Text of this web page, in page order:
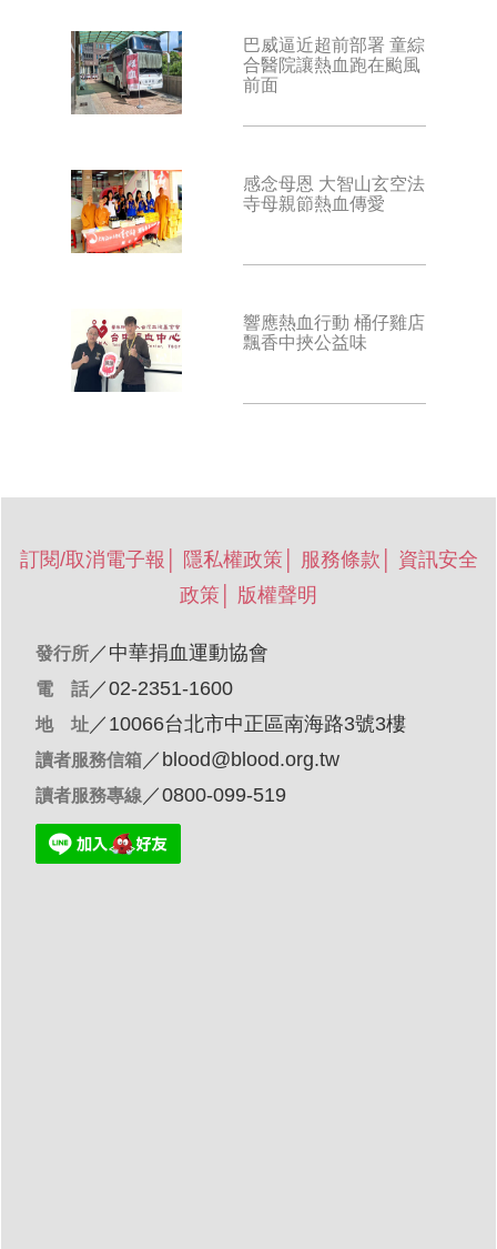
巴威逼近超前部署 童綜
合醫院讓熱血跑在颱風
前面
感念母恩 大智山玄空法
寺母親節熱血傳愛
響應熱血行動 桶仔雞店
飄香中挾公益味
訂閱/取消電子報 隱私權政策 服務條款
資訊安全
政策
版權聲明
發行所／ 中華捐血運動協會
電 話／02-2351-1600
地 址／10066台北市中正區南海路3號3樓
讀者服務信箱／ blood@blood.org.tw
讀者服務專線／0800-099-519